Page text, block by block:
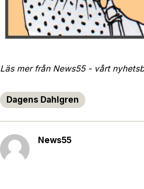
Läs mer från News55 - vårt
Dagens Dahlgren
News55